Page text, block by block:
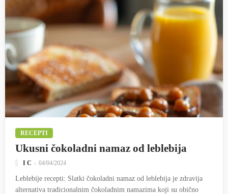
RECEPTI
Ukusni čokoladni namaz od leblebija
I C 04/04/2024
Leblebije recepti: Slatki čokoladni namaz od leblebija je zdravija
alternativa tradicionalnim čokoladnim namazima koji su obično